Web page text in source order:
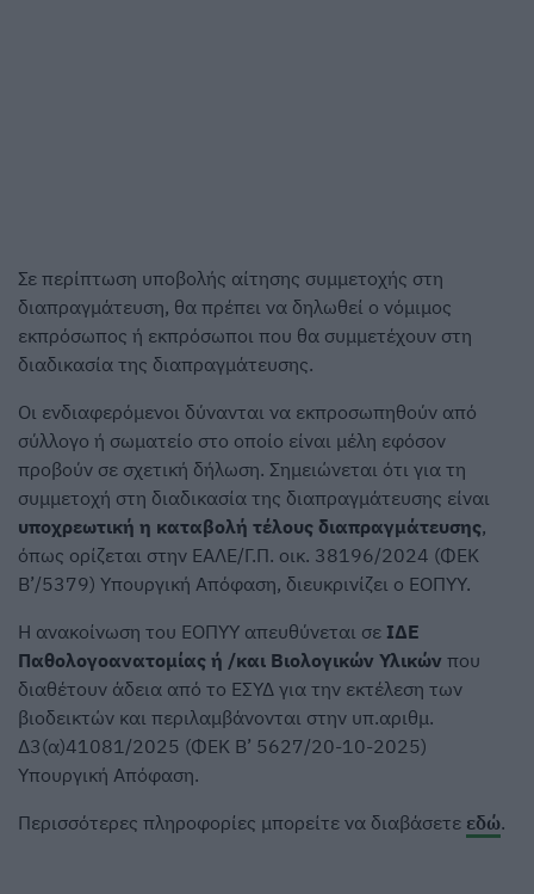
Σε περίπτωση υποβολής αίτησης συμμετοχής στη
διαπραγμάτευση, θα πρέπει να δηλωθεί ο νόμιμος
εκπρόσωπος ή εκπρόσωποι που θα συμμετέχουν στη
διαδικασία της διαπραγμάτευσης.
Οι ενδιαφερόμενοι δύνανται να εκπροσωπηθούν από
σύλλογο ή σωματείο στο οποίο είναι μέλη εφόσον
προβούν σε σχετική δήλωση. Σημειώνεται ότι για τη
συμμετοχή στη διαδικασία της διαπραγμάτευσης είναι
υποχρεωτική η καταβολή τέλους διαπραγμάτευσης,
όπως ορίζεται στην ΕΑΛΕ/Γ.Π. οικ. 38196/2024 (ΦΕΚ
Β’/5379) Υπουργική Απόφαση, διευκρινίζει ο ΕΟΠΥΥ.
H ανακοίνωση του ΕΟΠΥΥ απευθύνεται σε ΙΔΕ
Παθολογοανατομίας ή /και Βιολογικών Υλικών που
διαθέτουν άδεια από το ΕΣΥΔ για την εκτέλεση των
βιοδεικτών και περιλαμβάνονται στην υπ.αριθμ.
Δ3(α)41081/2025 (ΦΕΚ Β’ 5627/20-10-2025)
Υπουργική Απόφαση.
Περισσότερες πληροφορίες μπορείτε να διαβάσετε εδώ.